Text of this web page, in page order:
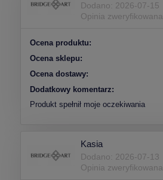
Dodano: 2026-07-15
Opinia zweryfikowana
Ocena produktu:
Ocena sklepu:
Ocena dostawy:
Dodatkowy komentarz:
Produkt spełnił moje oczekiwania
Kasia
Dodano: 2026-07-13
Opinia zweryfikowana